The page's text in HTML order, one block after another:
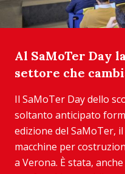
Al SaMoTer Day
settore che
Il SaMoTer Day dello
soltanto anticipato
edizione del SaMoTer,
macchine per
a Verona. È stata,